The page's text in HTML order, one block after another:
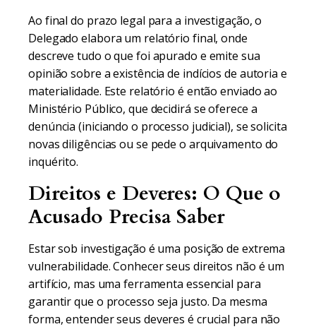
Ao final do prazo legal para a investigação, o
Delegado elabora um relatório final, onde
descreve tudo o que foi apurado e emite sua
opinião sobre a existência de indícios de autoria e
materialidade. Este relatório é então enviado ao
Ministério Público, que decidirá se oferece a
denúncia (iniciando o processo judicial), se solicita
novas diligências ou se pede o arquivamento do
inquérito.
Direitos e Deveres: O Que o
Acusado Precisa Saber
Estar sob investigação é uma posição de extrema
vulnerabilidade. Conhecer seus direitos não é um
artifício, mas uma ferramenta essencial para
garantir que o processo seja justo. Da mesma
forma, entender seus deveres é crucial para não